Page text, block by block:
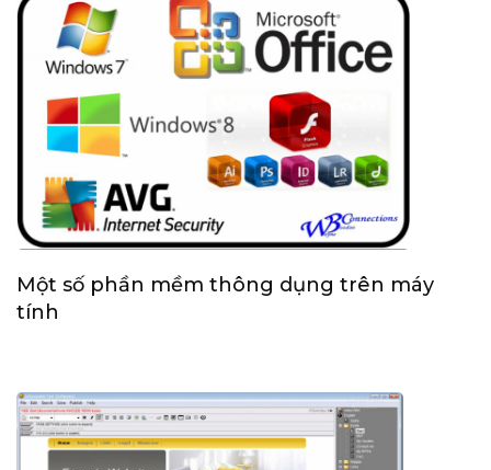
Một số phần mềm thông dụng trên máy
tính